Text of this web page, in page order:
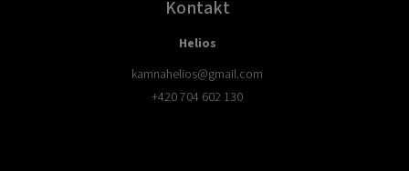
Kontakt
Helios
kamnahelios@gmail.com
+420 704 602 130